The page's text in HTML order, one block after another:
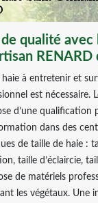
de qualité avec
RENARD
haie à entretenir et
est nécessaire.
d’une qualification
dans des
de taille de haie :
taille d’éclaircie,
de matériels
les végétaux. Une